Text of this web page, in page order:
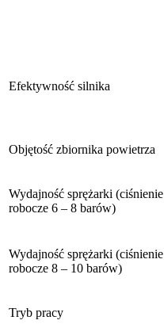
Efektywność silnika
Objętość zbiornika powietrza
Wydajność sprężarki (ciśnienie
robocze 6 – 8 barów)
Wydajność sprężarki (ciśnienie
robocze 8 – 10 barów)
Tryb pracy